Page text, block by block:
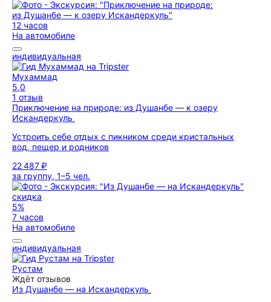
12 часов
На автомобиле
индивидуальная
Мухаммад
5,0
1 отзыв
Приключение на природе: из Душанбе — к озеру
Искандеркуль
Устроить себе отдых с пикником среди кристальных
вод, пещер и родников
22 487 ₽
за группу, 1–5 чел.
скидка
5%
7 часов
На автомобиле
индивидуальная
Рустам
Ждёт отзывов
Из Душанбе — на Искандеркуль